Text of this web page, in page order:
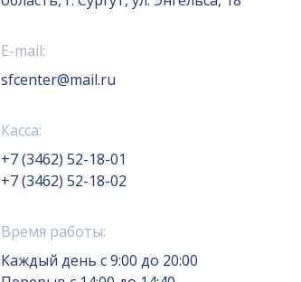
E-mail:
sfcenter@mail.ru
Касса:
+7 (3462) 52-18-01
+7 (3462) 52-18-02
Время работы:
Каждый день с 9:00 до 20:00